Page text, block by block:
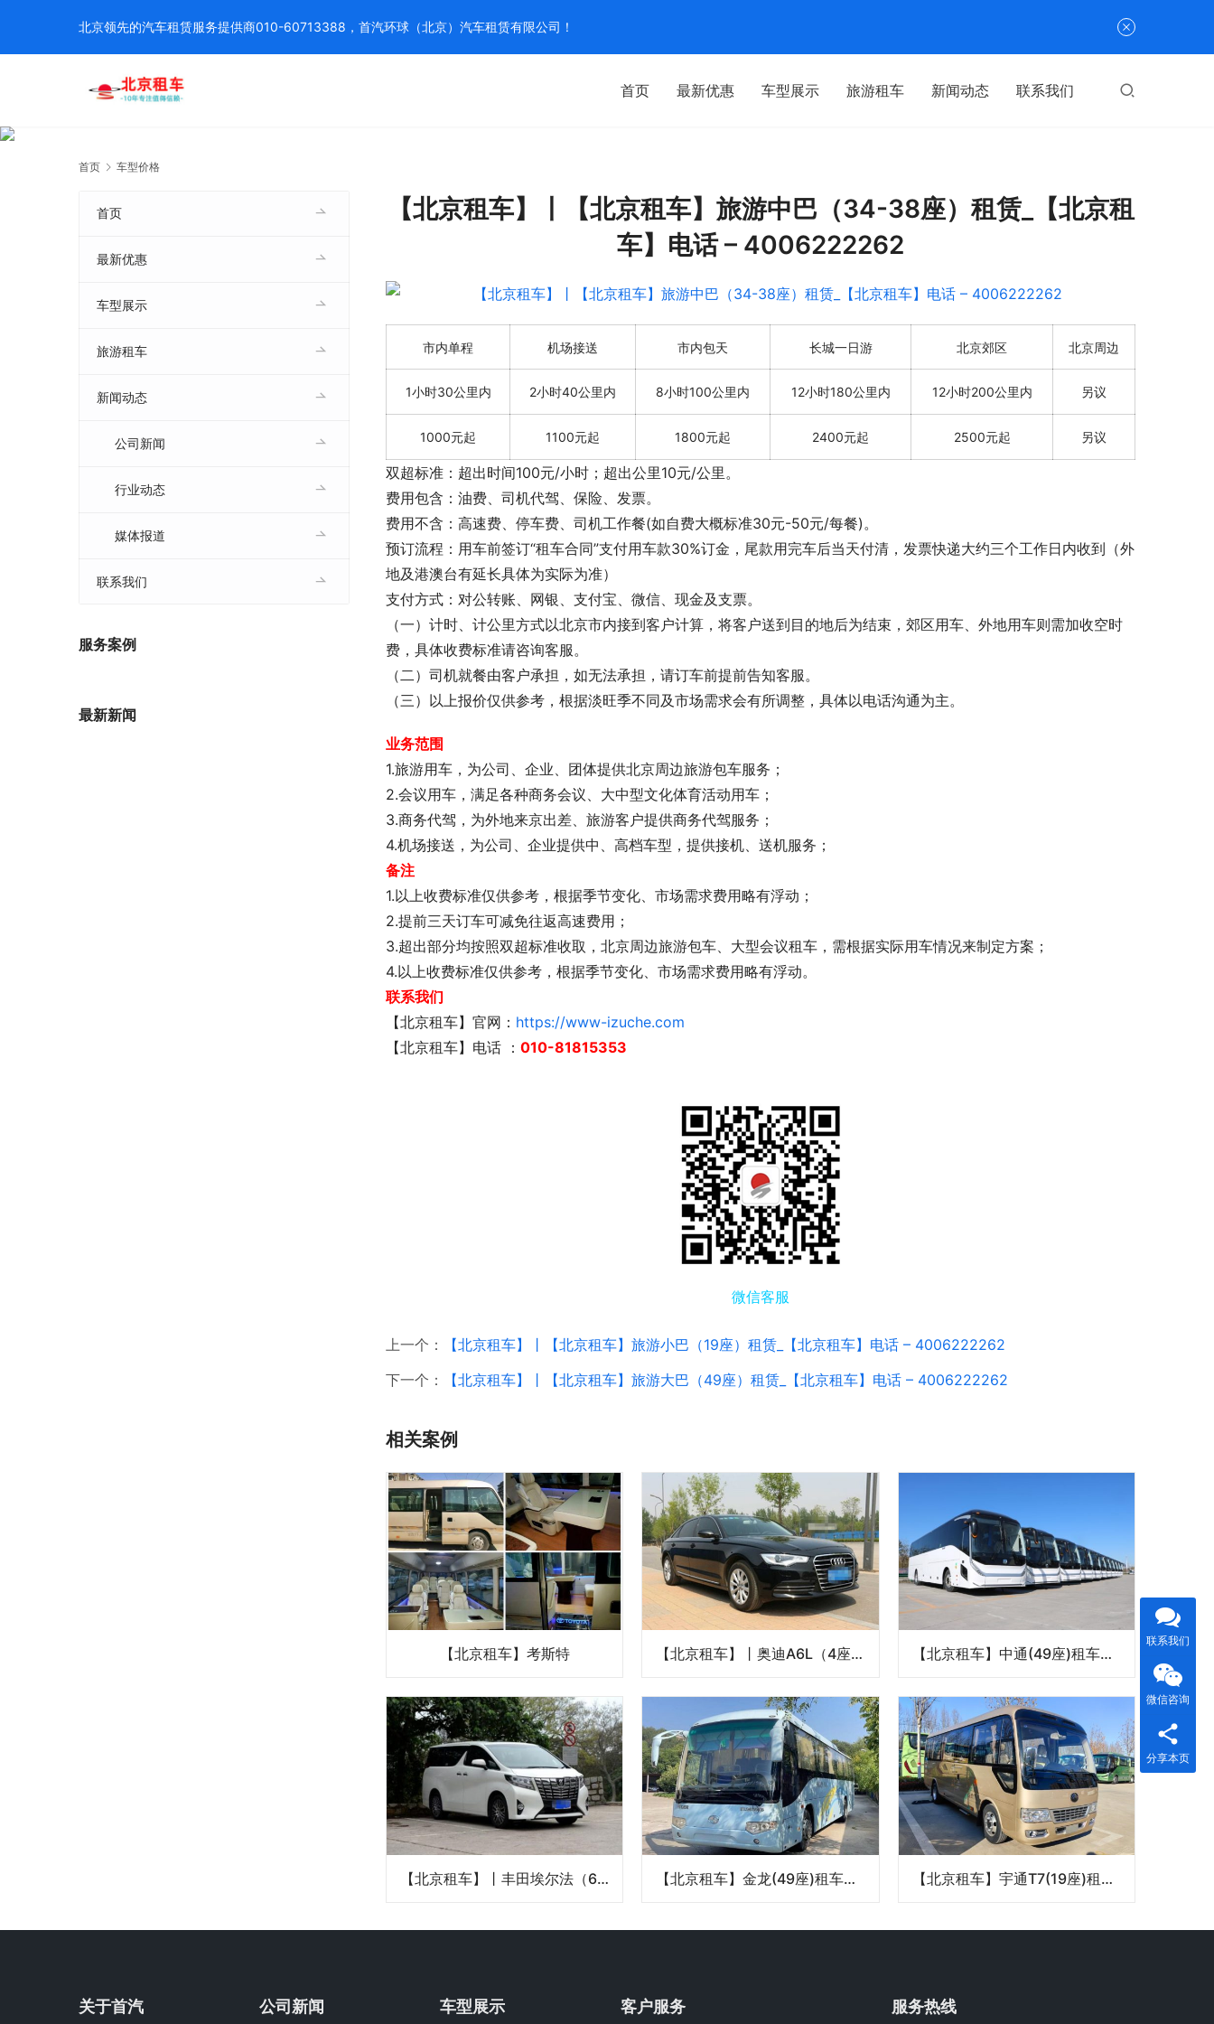
首页 最新优惠 车型展示 旅游租车 新闻动态 联系我们
首页 车型价格
【北京租车】丨【北京租车】旅游中巴（34-38座）租赁_【北京租
车】电话 – 4006222262
市内单程 机场接送 市内包天 长城一日游 北京郊区 北京周边
1小时30公里内 2小时40公里内 8小时100公里内 12小时180公里内 12小时200公里内 另议
1000元起 1100元起 1800元起 2400元起 2500元起 另议
双超标准：超出时间100元/小时；超出公里10元/公里。
费用包含：油费、司机代驾、保险、发票。
费用不含：高速费、停车费、司机工作餐(如自费大概标准30元-50元/每餐)。
预订流程：用车前签订“租车合同”支付用车款30%订金，尾款用完车后当天付清，发票快递大约三个工作日内收到（外
地及港澳台有延长具体为实际为准）
支付方式：对公转账、网银、支付宝、微信、现金及支票。
（一）计时、计公里方式以北京市内接到客户计算，将客户送到目的地后为结束，郊区用车、外地用车则需加收空时
费，具体收费标准请咨询客服。
（二）司机就餐由客户承担，如无法承担，请订车前提前告知客服。
（三）以上报价仅供参考，根据淡旺季不同及市场需求会有所调整，具体以电话沟通为主。
业务范围
1.旅游用车，为公司、企业、团体提供北京周边旅游包车服务；
2.会议用车，满足各种商务会议、大中型文化体育活动用车；
3.商务代驾，为外地来京出差、旅游客户提供商务代驾服务；
4.机场接送，为公司、企业提供中、高档车型，提供接机、送机服务；
备注
1.以上收费标准仅供参考，根据季节变化、市场需求费用略有浮动；
2.提前三天订车可减免往返高速费用；
3.超出部分均按照双超标准收取，北京周边旅游包车、大型会议租车，需根据实际用车情况来制定方案；
4.以上收费标准仅供参考，根据季节变化、市场需求费用略有浮动。
联系我们
【北京租车】官网： https://www-izuche.com
【北京租车】电话 ： 010-81815353
微信客服
上一个：
【北京租车】丨【北京租车】旅游小巴（19座）租赁_【北京租车】电话 – 4006222262
下一个：
【北京租车】丨【北京租车】旅游大巴（49座）租赁_【北京租车】电话 – 4006222262
相关案例
【北京租车】考斯特 【北京租车】丨奥迪A6L（4座）租赁_【北京租车】电话 – 4006222262 【北京租车】中通(49座)租车价格/介绍 /详情
【北京租车】丨丰田埃尔法（6座）租赁_【北京租车】电话 – 4006222262 【北京租车】金龙(49座)租车价格/介绍 /详情 【北京租车】宇通T7(19座)租车价格/介绍/详情
首页
最新优惠
车型展示
旅游租车
新闻动态
公司新闻
行业动态
媒体报道
联系我们
服务案例
最新新闻
关于首汽 公司新闻 车型展示 客户服务 服务热线
联系我们
微信咨询
分享本页
北京领先的汽车租赁服务提供商010-60713388，首汽环球（北京）汽车租赁有限公司！